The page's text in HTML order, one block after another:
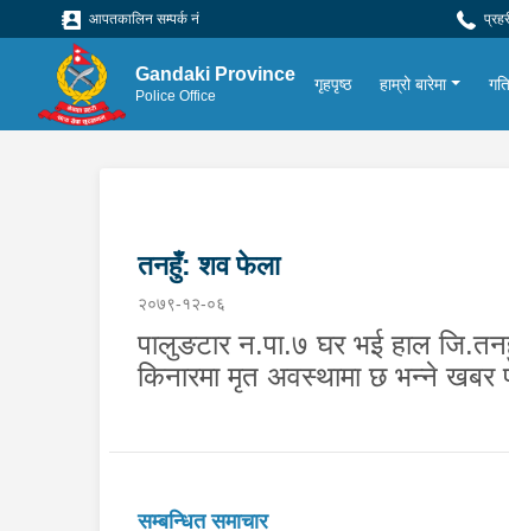
आपतकालिन सम्पर्क नं
Gandaki Province
Police Office
गृहपृष्ठ हाम्रो बारेमा
तनहुँ: शव फेला
२०७९-१२-०६
पालुङटार न.पा.७ घर भई हाल
किनारमा मृत अवस्थामा छ भन्ने
सम्बन्धित समाचार